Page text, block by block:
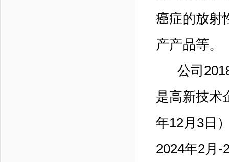
癌症的放射
产产品等。
公司2018
是高新技术
年12月3日
2024年2月-